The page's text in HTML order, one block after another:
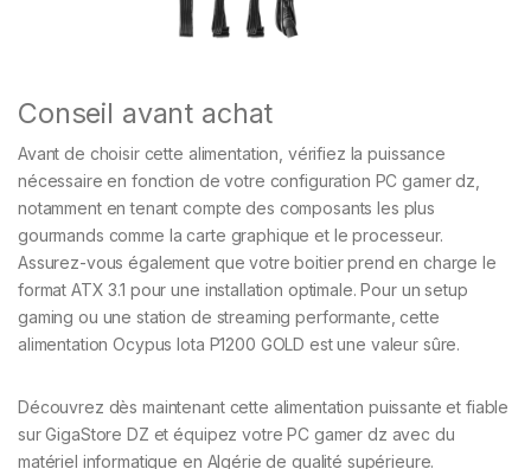
Conseil avant achat
Avant de choisir cette alimentation, vérifiez la puissance
nécessaire en fonction de votre configuration PC gamer dz,
notamment en tenant compte des composants les plus
gourmands comme la carte graphique et le processeur.
Assurez-vous également que votre boitier prend en charge le
format ATX 3.1 pour une installation optimale. Pour un setup
gaming ou une station de streaming performante, cette
alimentation Ocypus Iota P1200 GOLD est une valeur sûre.
Découvrez dès maintenant cette alimentation puissante et fiable
sur GigaStore DZ et équipez votre PC gamer dz avec du
matériel informatique en Algérie de qualité supérieure.